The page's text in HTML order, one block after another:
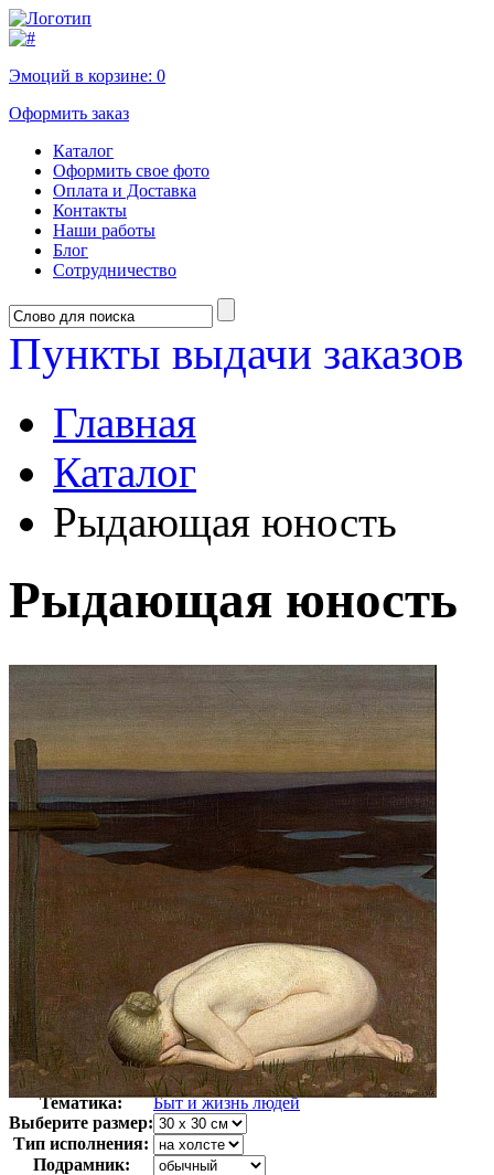
Эмоций в корзине: 0
Оформить заказ
Каталог
Оформить свое фото
Оплата и Доставка
Контакты
Наши работы
Блог
Сотрудничество
Пункты выдачи заказов
Главная
Каталог
Рыдающая юность
Рыдающая юность
Автор:
Клаузен Джордж
Арт-стиль
Английская живопись
Тематика:
Быт и жизнь людей
Выберите размер:
Тип исполнения:
Подрамник: